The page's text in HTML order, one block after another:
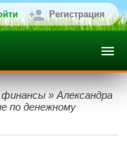
Регистрация
финансы » Александра
по денежному